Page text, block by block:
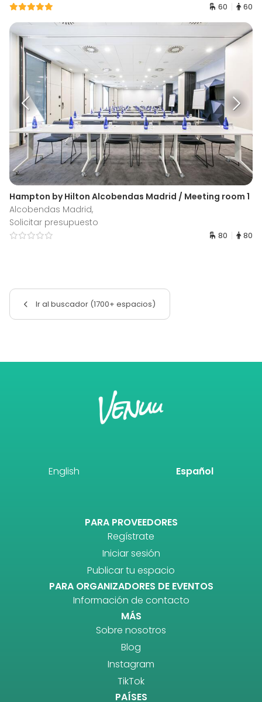
60 60
Hampton by Hilton Alcobendas Madrid / Meeting room 1
Alcobendas Madrid,
Solicitar presupuesto
80 80
Ir al buscador (1700+ espacios)
English Español
PARA PROVEEDORES
Regístrate
Iniciar sesión
Publicar tu espacio
PARA ORGANIZADORES DE EVENTOS
Información de contacto
MÁS
Sobre nosotros
Blog
Instagram
TikTok
PAÍSES